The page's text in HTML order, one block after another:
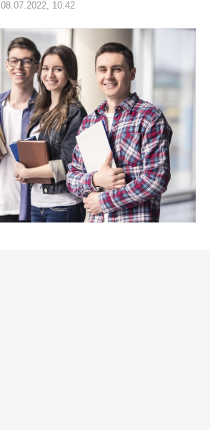
08.07.2022, 10:42